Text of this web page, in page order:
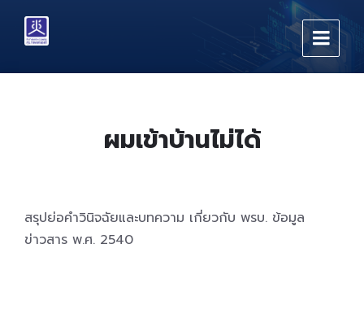
content
main
footer
ผมเข้าบ้านไม่ได้
สรุปย่อคำวินิจฉัยและบทความ เกี่ยวกับ พรบ. ข้อมูล
ข่าวสาร พ.ศ. 2540